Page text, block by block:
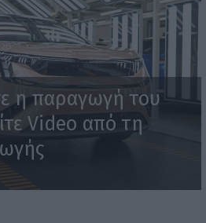
η παραγωγή του
Video από τη